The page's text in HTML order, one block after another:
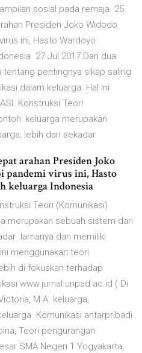
sosial pada remaja. 25
Presiden Joko Widodo
ini, Hasto Wardoyo
27 Jul 2017 Dari dua
pentingnya sikap saling
dalam keluarga. Hal ini
Konstruksi Teori
keluarga merupakan
lebih dari sekadar
arahan Presiden Joko
pandemi virus ini, Hasto
keluarga Indonesia
Teori (Komunikasi)
merupakan sebuah sistem dari
lamanya dan memiliki
menggunakan teori
di fokuskan terhadap
www.jurnal.unpad.ac.id ( Di
M.A keluarga,
Komunikasi antarpribadi
Teori pengurangan
SMA Negeri 1 Yogyakarta,